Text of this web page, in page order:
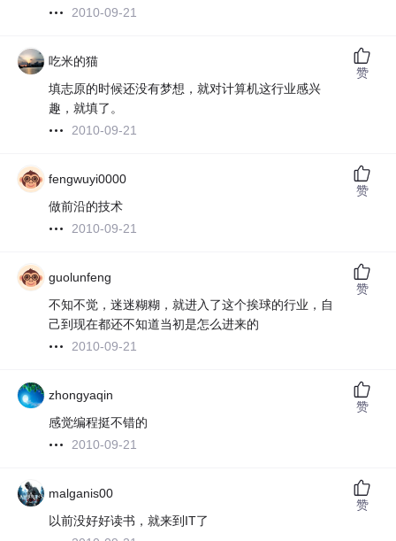
2010-09-21
吃米的猫
填志原的时候还没有梦想，就对计算机这行业感兴
趣，就填了。
2010-09-21
赞
fengwuyi0000
做前沿的技术
2010-09-21
赞
guolunfeng
不知不觉，迷迷糊糊，就进入了这个挨球的行业，自
己到现在都还不知道当初是怎么进来的
2010-09-21
赞
zhongyaqin
感觉编程挺不错的
2010-09-21
赞
malganis00
以前没好好读书，就来到IT了
赞